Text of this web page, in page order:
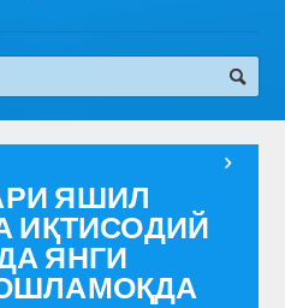

ЯШИЛ
ИҚТИСОДИЙ
ЯНГИ